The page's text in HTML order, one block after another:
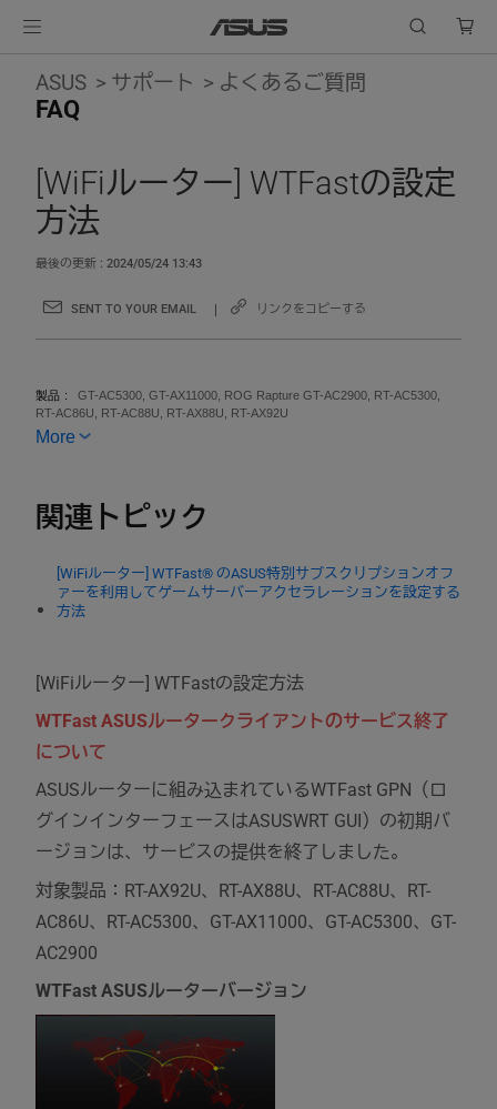
ASUS サポート よくあるご質問
FAQ
[WiFiルーター] WTFastの設定
方法
最後の更新 : 2024/05/24 13:43
SENT TO YOUR EMAIL リンクをコピーする
製品
GT-AC5300, GT-AX11000, ROG Rapture GT-AC2900, RT-AC5300,
RT-AC86U, RT-AC88U, RT-AX88U, RT-AX92U
More
関連トピック
[WiFiルーター] WTFast® のASUS特別サブスクリプションオフ
ァーを利用してゲームサーバーアクセラレーションを設定する
方法
[WiFiルーター] WTFastの設定方法
WTFast ASUSルータークライアントのサービス終了
について
ASUSルーターに組み込まれているWTFast GPN（ロ
グインインターフェースはASUSWRT GUI）の初期バ
ージョンは、サービスの提供を終了しました。
対象製品：RT-AX92U、RT-AX88U、RT-AC88U、RT-
AC86U、RT-AC5300、GT-AX11000、GT-AC5300、GT-
AC2900
WTFast ASUSルーターバージョン